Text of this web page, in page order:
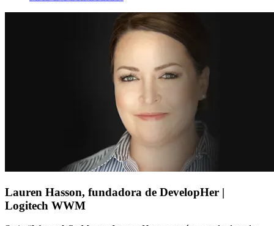
Lauren Hasson, fundadora de DevelopHer |
Logitech WWM